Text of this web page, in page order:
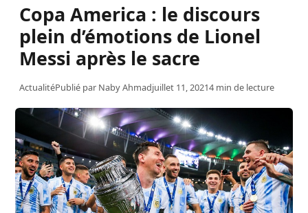
Copa America : le discours
plein d’émotions de Lionel
Messi après le sacre
ActualitéPublié par Naby Ahmadjuillet 11, 20214 min de lecture